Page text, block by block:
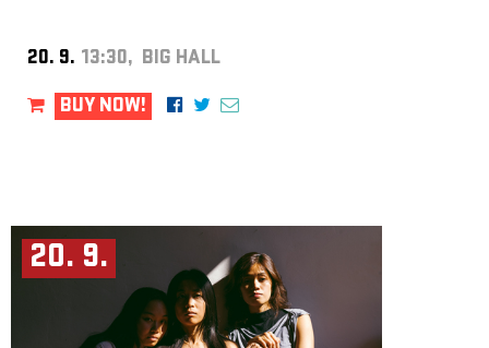
20. 9. 13:30, BIG HALL
BUY NOW!
20. 9.